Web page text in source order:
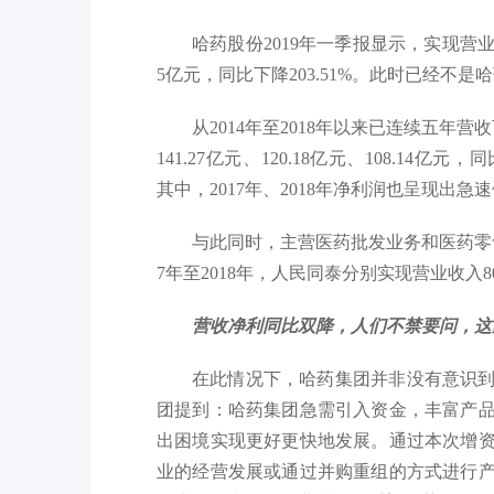
哈药股份2019年一季报显示，实现营
5亿元，同比下降203.51%。此时已经不是
从2014年至2018年以来已连续五年营
141.27亿元、120.18亿元、108.14亿元，
其中，2017年、2018年净利润也呈现出急
与此同时，主营医药批发业务和医药
7年至2018年，人民同泰分别实现营业收入
营收净利同比双降，人们不禁要问，
在此情况下，哈药集团并非没有意识
团提到：哈药集团急需引入资金，丰富产
出困境实现更好更快地发展。通过本次增
业的经营发展或通过并购重组的方式进行